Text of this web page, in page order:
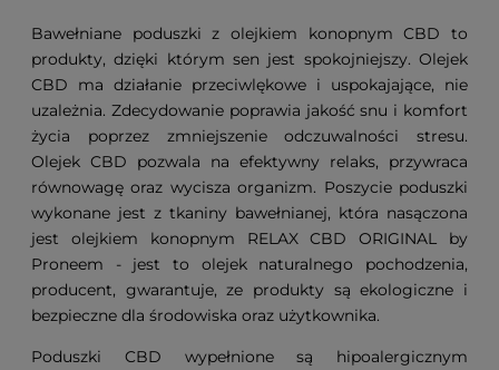
Bawełniane poduszki z olejkiem konopnym CBD to
produkty, dzięki którym sen jest spokojniejszy. Olejek
CBD ma działanie przeciwlękowe i uspokajające, nie
uzależnia. Zdecydowanie poprawia jakość snu i komfort
życia poprzez zmniejszenie odczuwalności stresu.
Olejek CBD pozwala na efektywny relaks, przywraca
równowagę oraz wycisza organizm. Poszycie poduszki
wykonane jest z tkaniny bawełnianej, która nasączona
jest olejkiem konopnym RELAX CBD ORIGINAL by
Proneem - jest to olejek naturalnego pochodzenia,
producent, gwarantuje, ze produkty są ekologiczne i
bezpieczne dla środowiska oraz użytkownika.
Poduszki CBD wypełnione są hipoalergicznym